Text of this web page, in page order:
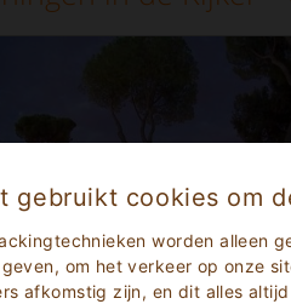
gebruikt cookies om
worden alleen
om het verkeer op onze
afkomstig zijn, en dit alles altijd